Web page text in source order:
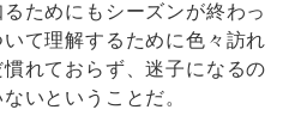
ためにもシーズンが終わっ
て理解するために色々訪れ
れておらず、迷子になるの
いということだ。